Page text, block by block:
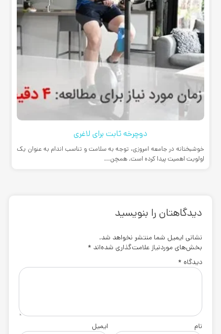
دوچرخه ثابت برای لاغری
خوشبختانه در جامعه امروزی، توجه به سلامت و تناسب اندام به عنوان یک
اولویت اهمیت پیدا کرده است. همچن...
دیدگاهتان را بنویسید
نشانی ایمیل شما منتشر نخواهد شد.
بخش‌های موردنیاز علامت‌گذاری شده‌اند *
دیدگاه *
نام ایمیل